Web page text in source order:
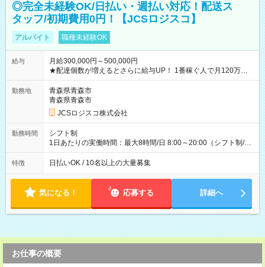
◎完全未経験OK/日払い・週払い対応！配送ス
タッフ/初期費用0円！【JCSロジスコ】
アルバイト 職種未経験OK
給与
月給300,000円～500,000円
★配達個数が増えるとさらに給与UP！ 1番稼ぐ人で月120万ほ
ど！ ・主要都市エリア 月収55万円／週5日稼働 月収65万~112
万円／週6日稼働 ・地方郊外エリア 月収40万円／週5日稼働 月
収40万円~50万円／週6日稼働 ＜モデルイメージ＞ ■月収50万
円 (27歳男性/江東区在住)※元建築関係 1日150個配達×25日勤務
(日休み) ■月収80万円(43歳男性/墨田区在住)※元営業 1日200個
勤務地
青森県青森市
青森県青森市
JCSロジスコ株式会社
勤務時間
シフト制
1日あたりの実働時間：最大8時間/日 8:00～20:00（シフト制/実
働8時間） ※週5日勤務（場所次第では週4も有り） ※配達状況
によって時間外での勤務可能性有り ※案件により多少の前後あ
特徴 日払いOK / 10名以上の大量募集
気になる！ 応募する 詳細へ
お仕事の概要